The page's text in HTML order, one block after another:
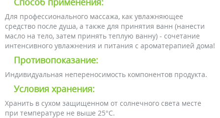
Для профессионального массажа, как увлажняющее
средство после душа, а также для принятия ванн (нанести
масло на тело, затем принять теплую ванну) - сочетание
интенсивного увлажнения и питания с ароматерапией дома!
Противопоказание:
Индивидуальная непереносимость компонентов продукта.
Условия хранения:
Хранить в сухом защищенном от солнечного света месте
при температуре не выше 25°С.